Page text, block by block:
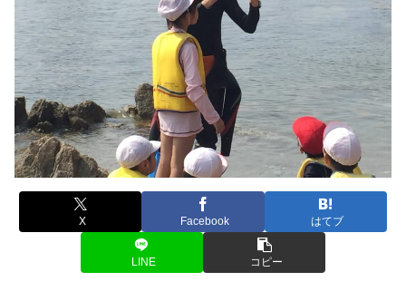
X Facebook はてブ
LINE コピー